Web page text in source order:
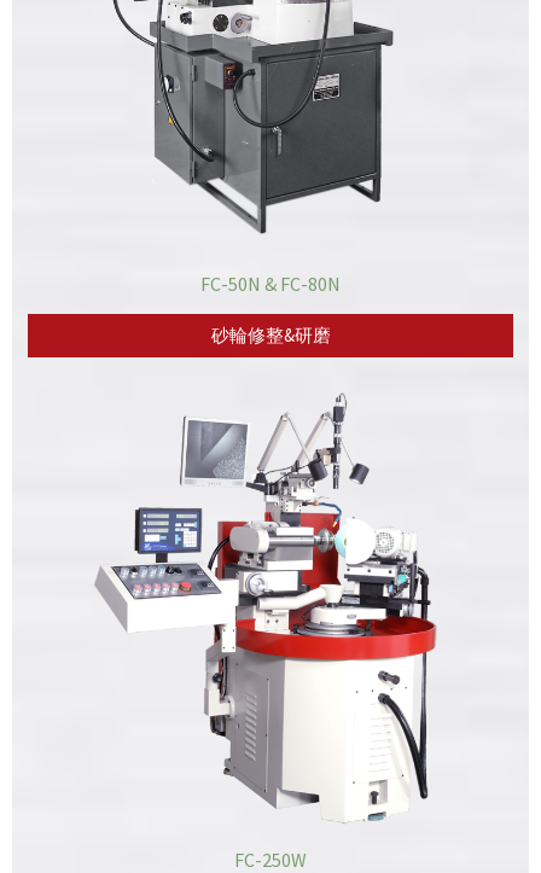
FC-50N & FC-80N
砂輪修整&研磨
FC-250W